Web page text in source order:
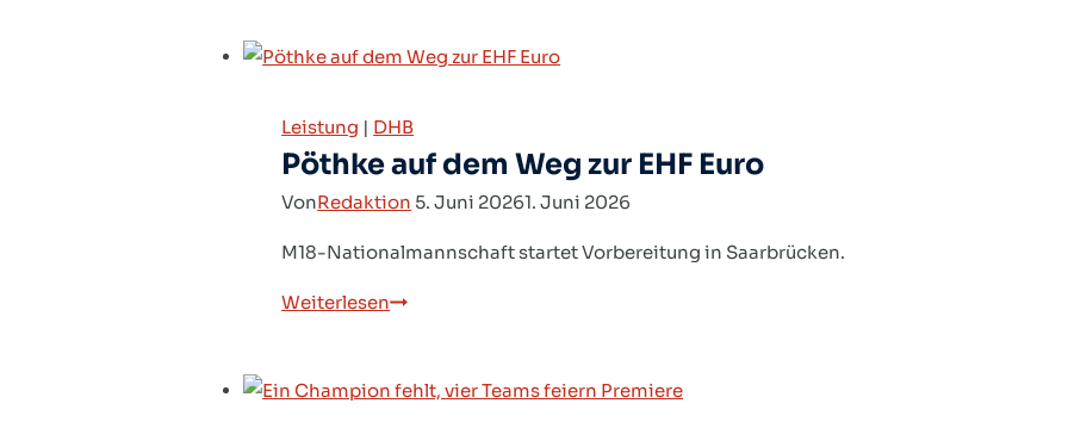
96
Leistung | DHB
Pöthke auf dem Weg zur EHF Euro
VonRedaktion 5. Juni 20261. Juni 2026
M18-Nationalmannschaft startet Vorbereitung in Saarbrücken.
WeiterlesenPöthke
Weg